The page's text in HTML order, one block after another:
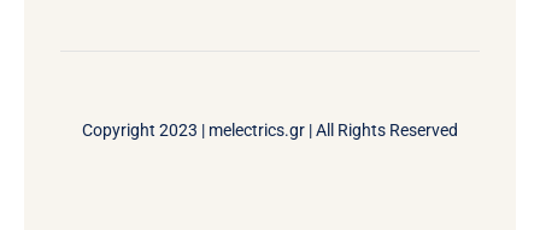
Copyright 2023 | melectrics.gr | All Rights Reserved